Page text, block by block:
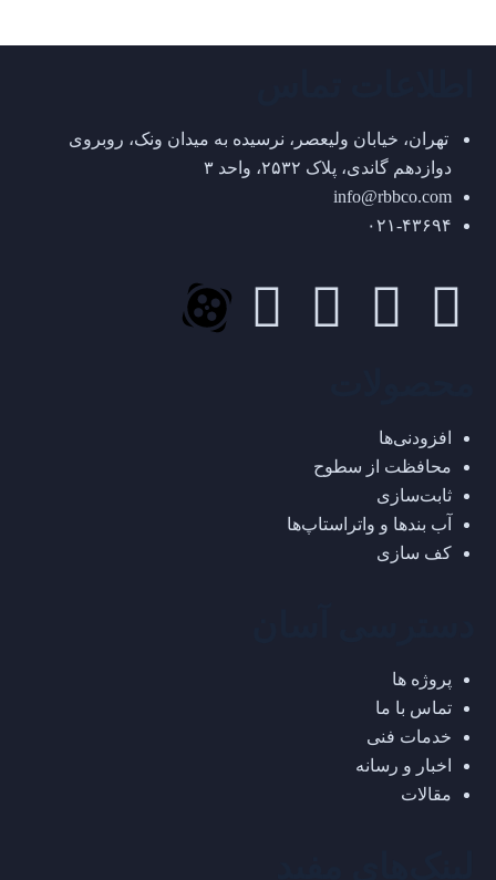
تهران، خیابان ولیعصر، نرسیده به میدان ونک، روبروی
دوازدهم گاندی، پلاک ۲۵۳۲، واحد ۳
info@rbbco.com
۰۲۱-۴۳۶۹۴
افزودنی‌ها
محافظت از سطوح
ثابت‌سازی
آب بندها و واتراستاپ‌ها
کف سازی
پروژه ها
تماس با ما
خدمات فنی
اخبار و رسانه
مقالات